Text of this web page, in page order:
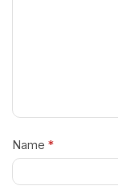
Name *